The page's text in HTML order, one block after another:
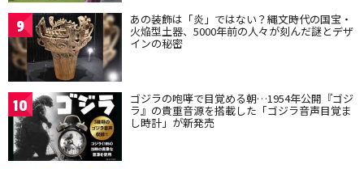
9 あの装飾は「炎」ではない？縄文時代の国宝・
火焔型土器、5000年前の人々が刻んだ謎とデザ
インの秘密
10 ゴジラの咆哮で目覚める朝…1954年公開『ゴジ
ラ』の貴重音源を搭載した「ゴジラ音声目覚ま
し時計」が新発売